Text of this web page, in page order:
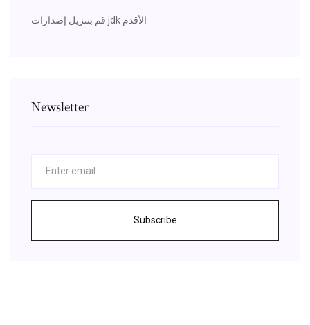
قم بتنزيل إصدارات jdk الأقدم
Newsletter
Subscribe